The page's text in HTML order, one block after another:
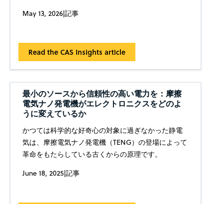
May 13, 2026|記事
Read the CAS Insights article
最小のソースから信頼性の高い電力を：摩擦
電気ナノ発電機がエレクトロニクスをどのよ
うに変えているか
かつては科学的な好奇心の対象に過ぎなかった静電
気は、摩擦電気ナノ発電機（TENG）の登場によって
革命をもたらしている古くからの原理です。
June 18, 2025|記事